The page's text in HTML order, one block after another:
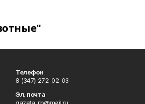
Телефон
8 (347) 272-02-03
Эл. почта